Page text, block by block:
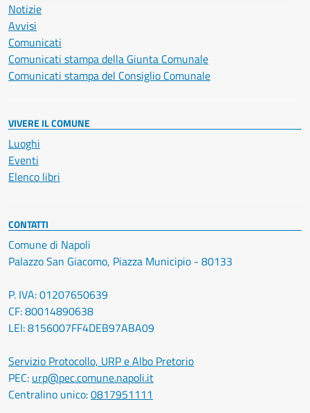
Notizie
Avvisi
Comunicati
Comunicati stampa della Giunta Comunale
Comunicati stampa del Consiglio Comunale
VIVERE IL COMUNE
Luoghi
Eventi
Elenco libri
CONTATTI
Comune di Napoli
Palazzo San Giacomo, Piazza Municipio - 80133
P. IVA: 01207650639
CF: 80014890638
LEI: 8156007FF4DEB97ABA09
Servizio Protocollo, URP e Albo Pretorio
PEC: urp@pec.comune.napoli.it
Centralino unico:0817951111